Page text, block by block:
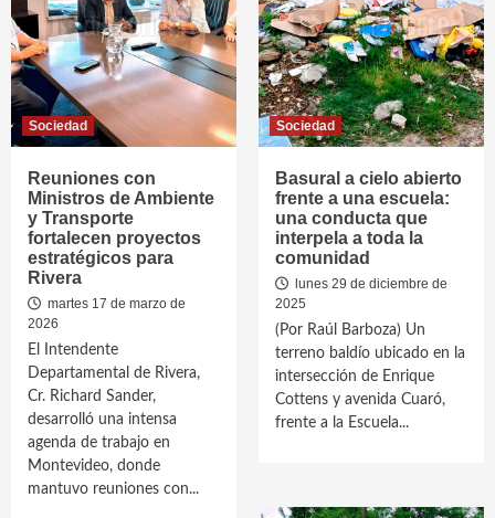
Sociedad
Reuniones con
Ministros de Ambiente
y Transporte
fortalecen proyectos
estratégicos para
Rivera
martes 17 de marzo de
2026
El Intendente
Departamental de Rivera,
Cr. Richard Sander,
desarrolló una intensa
agenda de trabajo en
Montevideo, donde
mantuvo reuniones con...
Sociedad
Basural a cielo abierto
frente a una escuela:
una conducta que
interpela a toda la
comunidad
lunes 29 de diciembre de
2025
(Por Raúl Barboza) Un
terreno baldío ubicado en la
intersección de Enrique
Cottens y avenida Cuaró,
frente a la Escuela...